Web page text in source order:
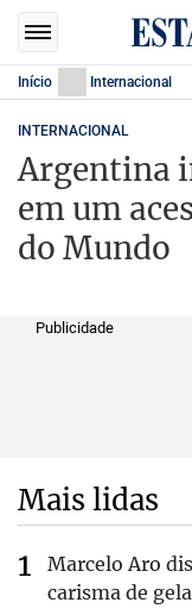
Início Internacional
INTERNACIONAL
Argentina
em um
do Mundo
Publicidade
Mais lidas
Marcelo Aro
carisma de